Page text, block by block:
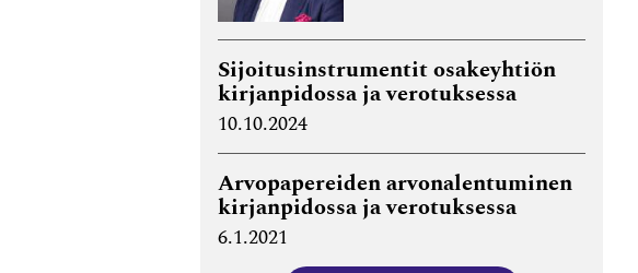
Sijoitus­instrumentit osake­yhtiön
kirjan­pidossa ja verotuksessa
10.10.2024
Arvopapereiden arvonalentuminen
kirjanpidossa ja verotuksessa
6.1.2021